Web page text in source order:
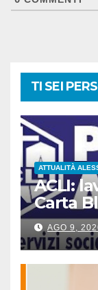
TI SEI
ATTUALITÀ
ACLI:
Carta
AGO 9,